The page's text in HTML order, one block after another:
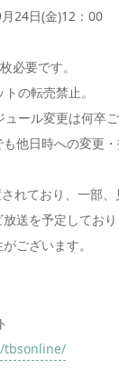
24日(金)12：00
必要です。
の転売禁止。
ール変更は何卒
他日時への変更
れており、一部
送を予定してお
ございます。
tbsonline/